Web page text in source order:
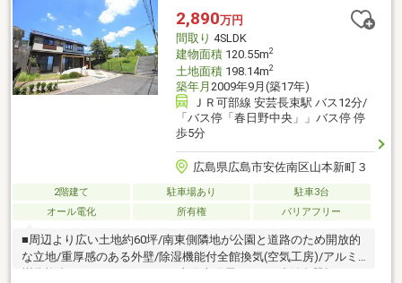
ではの採光・通風の良さもポイント。窓が多く明るい室内空間を
実現しつつ、落ち着いて過ごせる住環境が整った一邸です。
2,890万円
間取り 4SLDK
建物面積120.55m2
土地面積198.14m2
築年月 2009年9月(築17年)
ＪＲ可部線 安芸長束駅 バス12分/
「バス停「春日野中央」」バス停 停
歩5分
広島県広島市安佐南区山本新町３
2階建て 駐車場あり
駐車3台
オール電化
所有権 バリアフリー
■周辺より広い土地約60坪/南東側隣地が公園と道路のため開放的
な立地/重厚感のある外壁/除湿機能付全館換気(空気工房)/アルミ